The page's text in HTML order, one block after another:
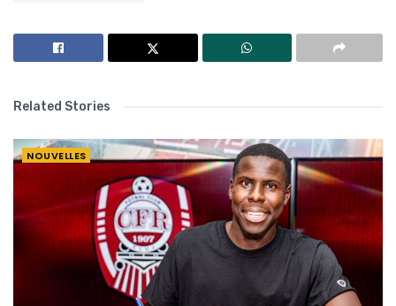
Related Stories
NOUVELLES